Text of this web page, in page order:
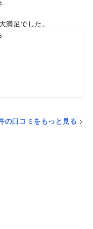
満足でした。
の口コミをもっと見る